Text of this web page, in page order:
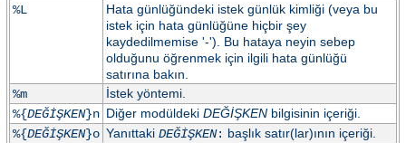
%L
Hata günlüğündeki istek günlük kimliği (veya bu
istek için hata günlüğüne hiçbir şey
kaydedilmemise '-'). Bu hataya neyin sebep
olduğunu öğrenmek için ilgili hata günlüğü
satırına bakın.
%m
İstek yöntemi.
%{DEĞİŞKEN}n Diğer modüldeki DEĞİŞKENbilgisinin içeriği.
%{DEĞİŞKEN}o Yanıttaki DEĞİŞKEN: başlık satır(lar)ının içeriği.